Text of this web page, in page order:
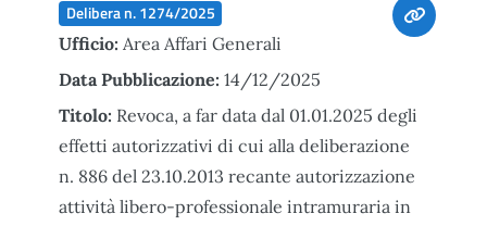
Delibera n. 1274/2025
Ufficio: Area Affari Generali
Data Pubblicazione: 14/12/2025
Titolo: Revoca, a far data dal 01.01.2025 degli
effetti autorizzativi di cui alla deliberazione
n. 886 del 23.10.2013 recante autorizzazione
attività libero-professionale intramuraria in